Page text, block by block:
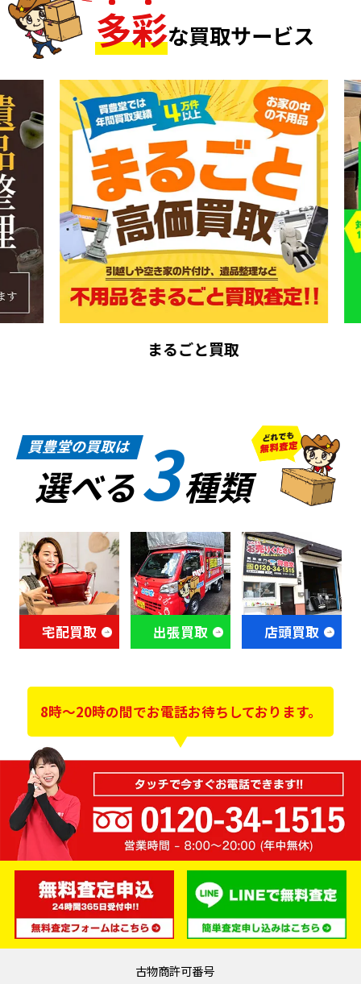
多彩な買取サービス
まるごと買取
買豊堂の買取は
選べる3種類
宅配買取 出張買取 店頭買取
8時～20時の間でお電話お待ちしております。
古物商許可番号